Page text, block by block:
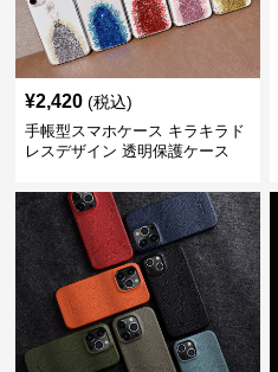
¥2,420 (税込)
手帳型スマホケース キラキラド
レスデザイン 透明保護ケース